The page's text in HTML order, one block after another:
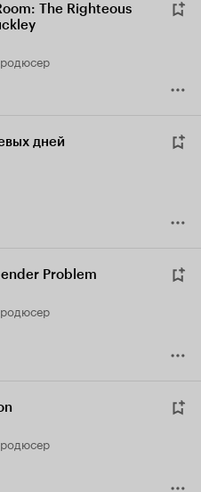
The Righteous
дней
Problem